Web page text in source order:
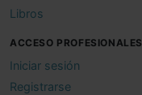
Libros
ACCESO PROFESIONALES
Iniciar sesión
Registrarse